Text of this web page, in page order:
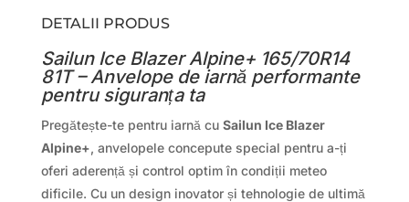
DETALII PRODUS
Sailun Ice Blazer Alpine+ 165/70R14
81T – Anvelope de iarnă performante
pentru siguranța ta
Pregătește-te pentru iarnă cu Sailun Ice Blazer
Alpine+, anvelopele concepute special pentru a-ți
oferi aderență și control optim în condiții meteo
dificile. Cu un design inovator și tehnologie de ultimă